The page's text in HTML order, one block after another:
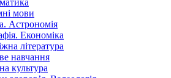
мови
Астрономія
Економіка
література
навчання
культура